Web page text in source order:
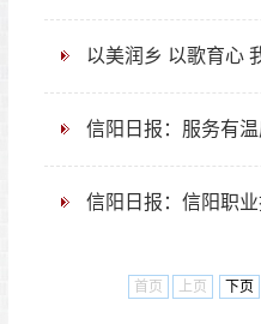
首页 上页 下页